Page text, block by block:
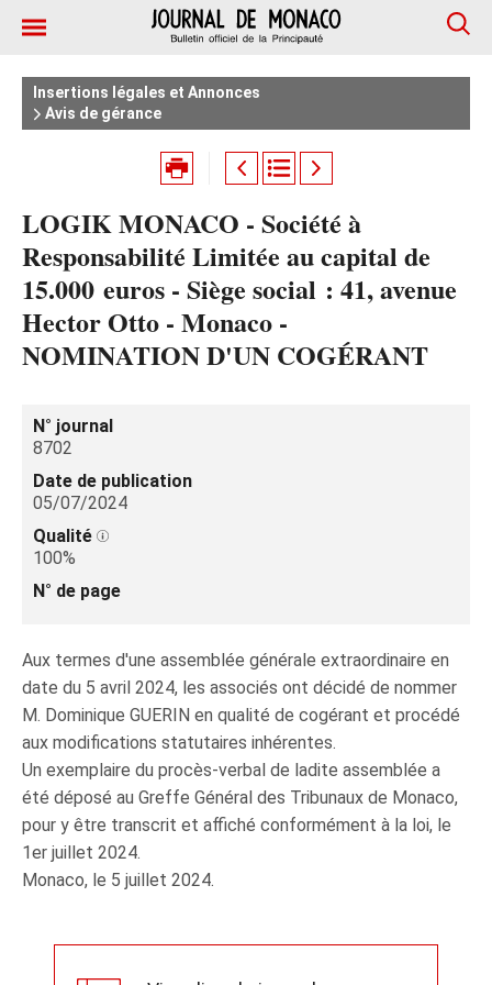
Insertions légales et Annonces
Avis de gérance
LOGIK MONACO - Société à
Responsabilité Limitée au capital de
15.000 euros - Siège social : 41, avenue
Hector Otto - Monaco -
NOMINATION D'UN COGÉRANT
N° journal
8702
Date de publication
05/07/2024
Qualité
100%
N° de page
Aux termes d'une assemblée générale extraordinaire en
date du 5 avril 2024, les associés ont décidé de nommer
M. Dominique GUERIN en qualité de cogérant et procédé
aux modifications statutaires inhérentes.
Un exemplaire du procès-verbal de ladite assemblée a
été déposé au Greffe Général des Tribunaux de Monaco,
pour y être transcrit et affiché conformément à la loi, le
1er juillet 2024.
Monaco, le 5 juillet 2024.